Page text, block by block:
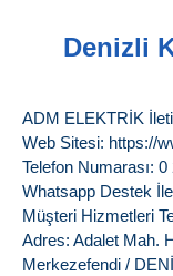
Denizli
ADM ELEKTRİK
Web Sitesi: https://
Telefon Numarası:
Whatsapp Destek
Müşteri Hizmetleri
Adres: Adalet Mah.
Merkezefendi /